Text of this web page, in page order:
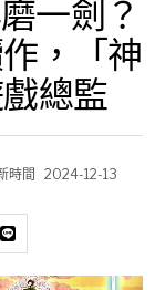
一劍？
，「神
總監
時間 2024-12-13